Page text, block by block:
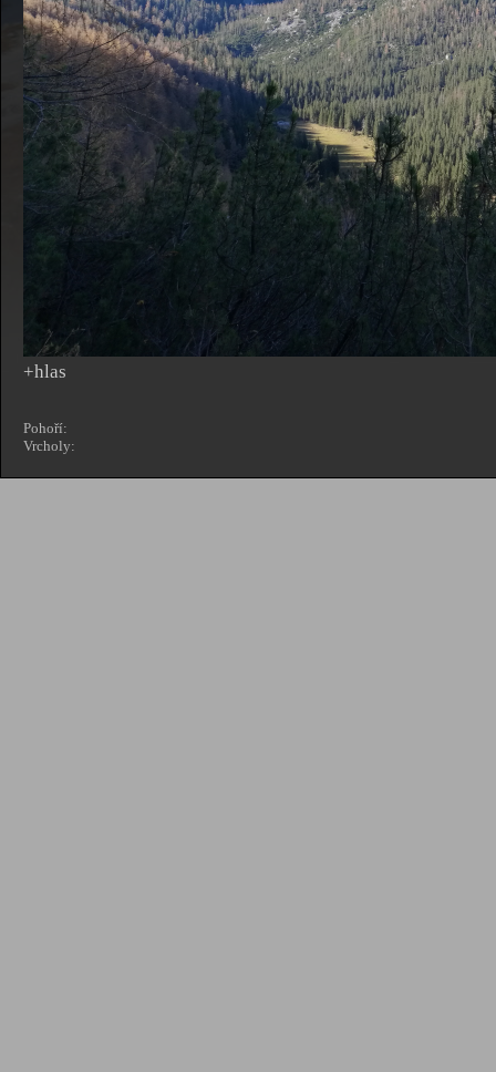
+hlas
Pohoří:
Vrcholy: